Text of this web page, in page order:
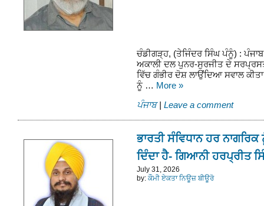
ਚੰਡੀਗੜ੍ਹ, (ਤੇਜਿੰਦਰ ਸਿੰਘ ਪੰਨੂੰ) :
ਅਕਾਲੀ ਦਲ ਪੁਨਰ-ਸੁਰਜੀਤ ਦੇ
ਵਿੱਚ ਗੰਭੀਰ ਦੋਸ਼ ਲਾਉਂਦਿਆ ਸਵਾਲ
ਨੂੰ … More »
ਪੰਜਾਬ | Leave a comment
ਭਾਰਤੀ ਸੰਵਿਧਾਨ ਹਰ
ਦਿੰਦਾ ਹੈ- ਗਿਆਨੀ ਹਰਪ੍ਰੀਤ
July 31, 2026
by: ਕੌਮੀ ਏਕਤਾ ਨਿਊਜ਼ ਬੀਊਰੋ